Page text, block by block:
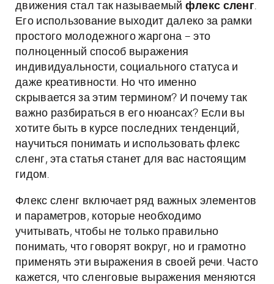
движения стал так называемый флекс сленг.
Его использование выходит далеко за рамки
простого молодежного жаргона – это
полноценный способ выражения
индивидуальности, социального статуса и
даже креативности. Но что именно
скрывается за этим термином? И почему так
важно разбираться в его нюансах? Если вы
хотите быть в курсе последних тенденций,
научиться понимать и использовать флекс
сленг, эта статья станет для вас настоящим
гидом.
Флекс сленг включает ряд важных элементов
и параметров, которые необходимо
учитывать, чтобы не только правильно
понимать, что говорят вокруг, но и грамотно
применять эти выражения в своей речи. Часто
кажется, что сленговые выражения меняются